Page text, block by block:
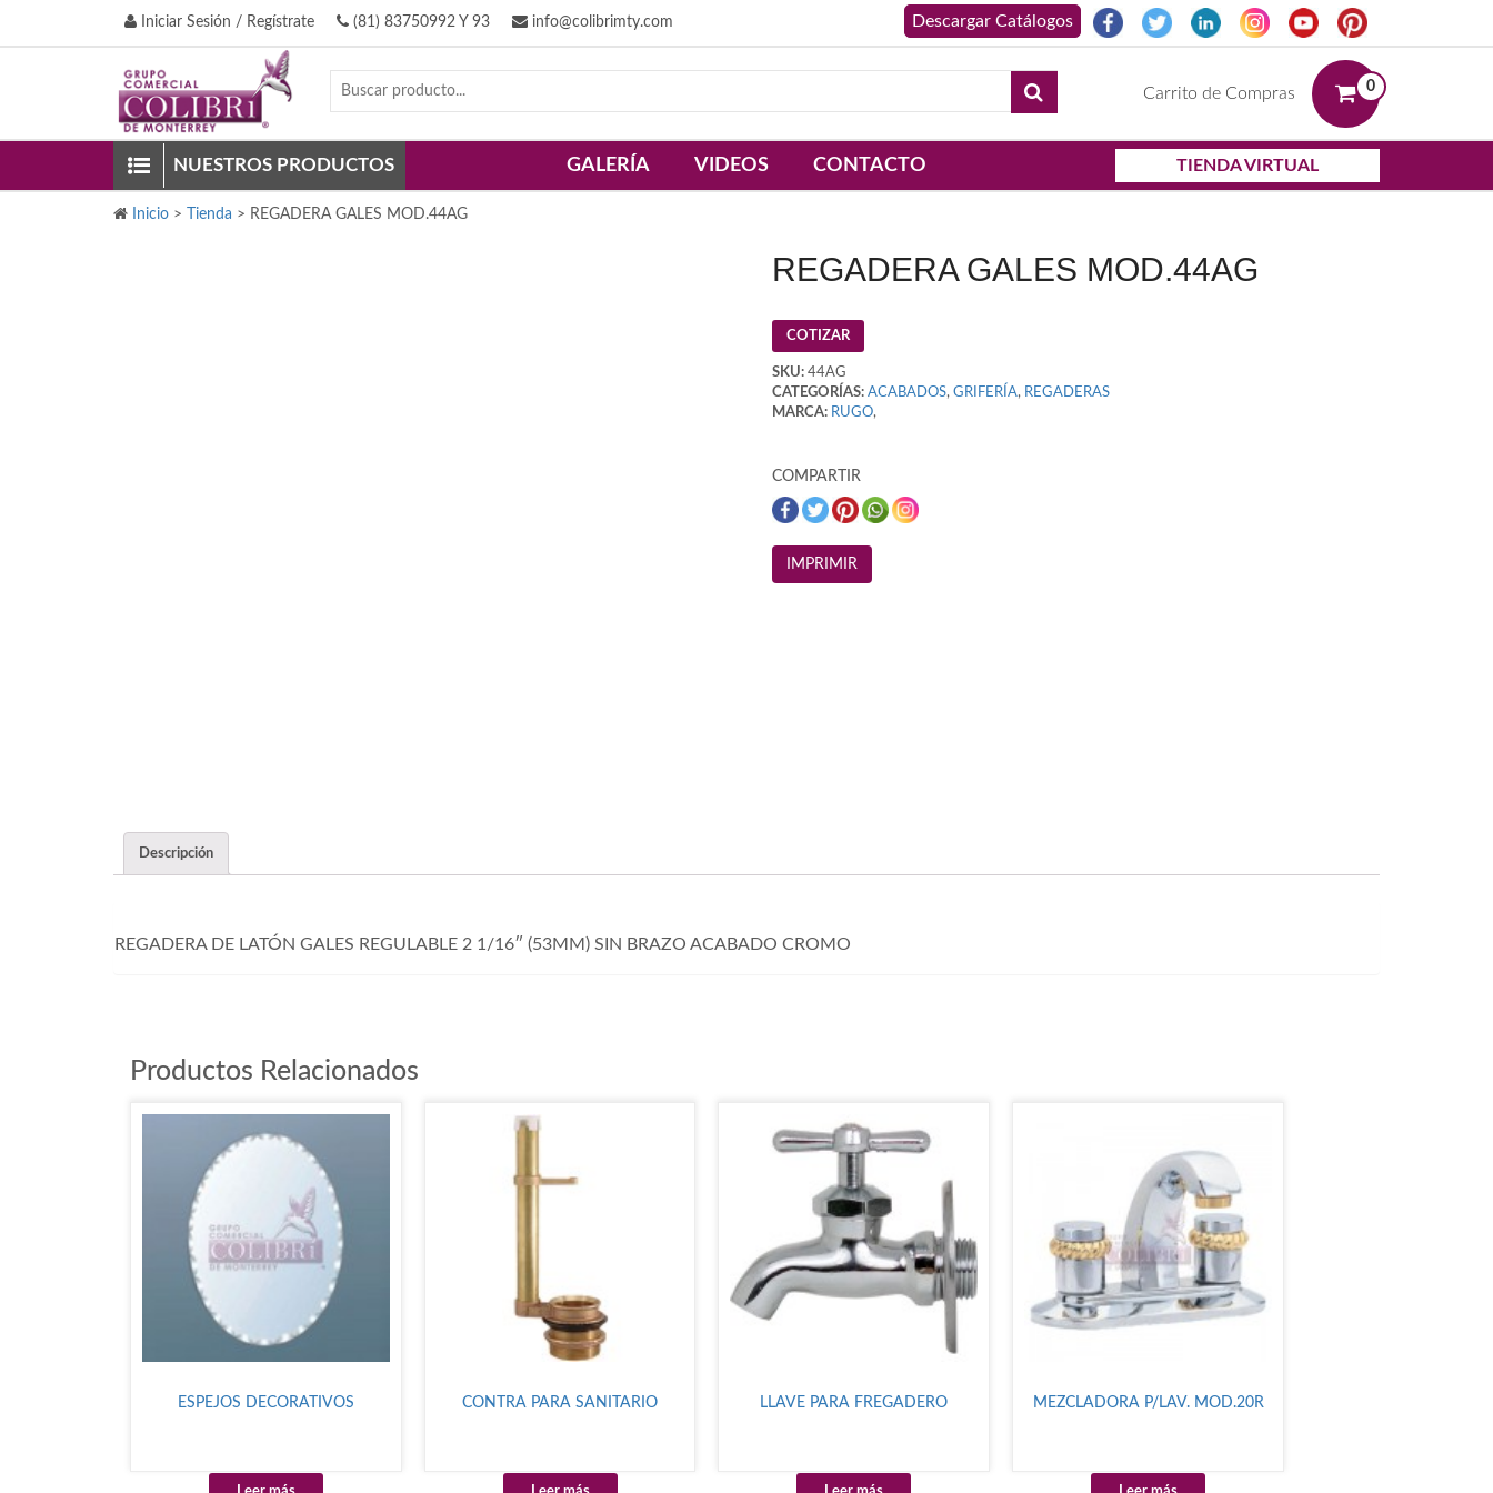
Iniciar Sesión / Regístrate (81) 83750992 Y 93 info@colibrimty.com
Carrito de Compras 0
NUESTROS PRODUCTOS GALERÍA VIDEOS CONTACTO TIENDA VIRTUAL
Inicio > Tienda > REGADERA GALES MOD.44AG
REGADERA GALES MOD.44AG
COTIZAR
SKU:44AG
CATEGORÍAS: ACABADOS, GRIFERÍA, REGADERAS
MARCA: RUGO,
COMPARTIR
Descripción
REGADERA DE LATÓN GALES REGULABLE 2 1/16″ (53MM) SIN BRAZO ACABADO CROMO
Productos Relacionados
ESPEJOS DECORATIVOS CONTRA PARA SANITARIO LLAVE PARA FREGADERO MEZCLADORA P/LAV. MOD.20R